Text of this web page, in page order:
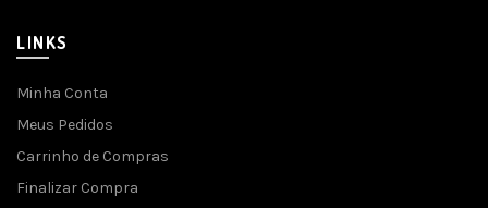
LINKS
Minha Conta
Meus Pedidos
Carrinho de Compras
Finalizar Compra